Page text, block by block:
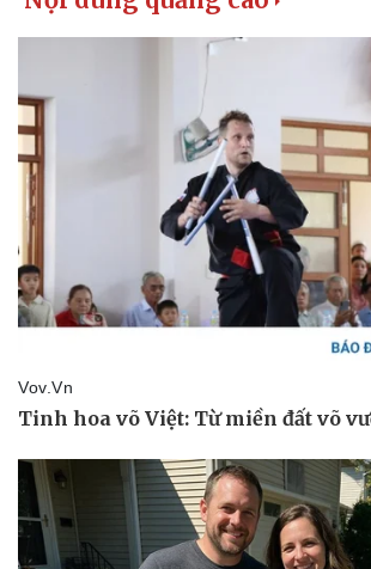
Thể thao
Bóng đá
Lịch thi đấu bóng đá
Thế giới thể thao
eSports
Hậu trường
Ô tô - Xe
Ô tô
Xe máy
Tư vấn